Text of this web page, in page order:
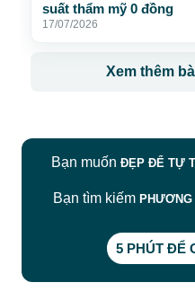
suất thẩm mỹ 0 đồng
17/07/2026
Xem thêm
Bạn muốn ĐẸP ĐỂ TỰ
Bạn tìm kiếm
5 PHÚT ĐỂ